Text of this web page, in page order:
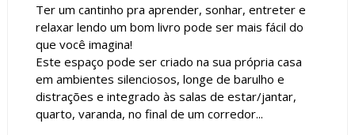
Ter um cantinho pra aprender, sonhar, entreter e
relaxar lendo um bom livro pode ser mais fácil do
que você imagina!
Este espaço pode ser criado na sua própria casa
em ambientes silenciosos, longe de barulho e
distrações e integrado às salas de estar/jantar,
quarto, varanda, no final de um corredor...